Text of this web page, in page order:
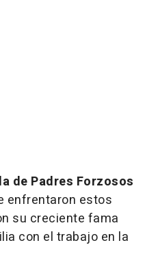
de Padres Forzosos
enfrentaron estos
su creciente fama
con el trabajo en la